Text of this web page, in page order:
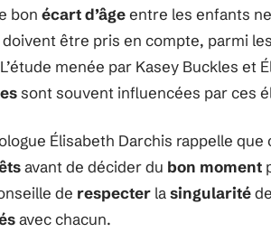
bon écart d’âgeentre les enfants
doivent être pris en compte, parmi
menée par Kasey Buckles et
sont souvent influencées par ces
Élisabeth Darchis rappelle
avant de décider du bon moment
de respecter lasingularité
avec chacun.